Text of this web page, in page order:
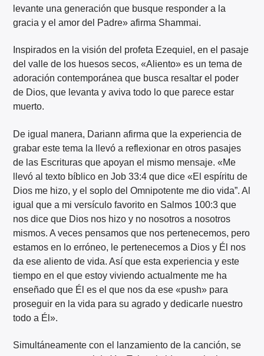
levante una generación que busque responder a la
gracia y el amor del Padre» afirma Shammai.
Inspirados en la visión del profeta Ezequiel, en el pasaje
del valle de los huesos secos, «Aliento» es un tema de
adoración contemporánea que busca resaltar el poder
de Dios, que levanta y aviva todo lo que parece estar
muerto.
De igual manera, Dariann afirma que la experiencia de
grabar este tema la llevó a reflexionar en otros pasajes
de las Escrituras que apoyan el mismo mensaje. «Me
llevó al texto bíblico en Job 33:4 que dice «El espíritu de
Dios me hizo, y el soplo del Omnipotente me dio vida”. Al
igual que a mi versículo favorito en Salmos 100:3 que
nos dice que Dios nos hizo y no nosotros a nosotros
mismos. A veces pensamos que nos pertenecemos, pero
estamos en lo erróneo, le pertenecemos a Dios y Él nos
da ese aliento de vida. Así que esta experiencia y este
tiempo en el que estoy viviendo actualmente me ha
enseñado que Él es el que nos da ese «push» para
proseguir en la vida para su agrado y dedicarle nuestro
todo a Él».
Simultáneamente con el lanzamiento de la canción, se